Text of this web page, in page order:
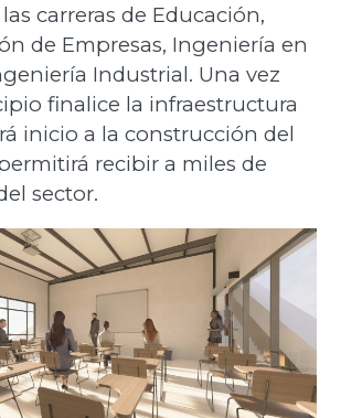
carreras de Educación,
de Empresas, Ingeniería en
Industrial. Una vez
finalice la infraestructura
inicio a la construcción del
recibir a miles de
sector.